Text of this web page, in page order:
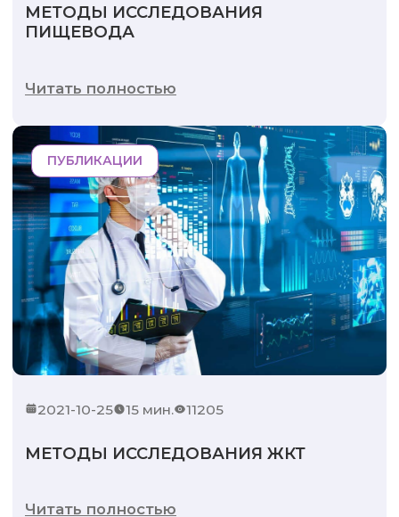
МЕТОДЫ ИССЛЕДОВАНИЯ
ПИЩЕВОДА
Читать полностью
ПУБЛИКАЦИИ
2021-10-25 15 мин. 11205
МЕТОДЫ ИССЛЕДОВАНИЯ ЖКТ
Читать полностью